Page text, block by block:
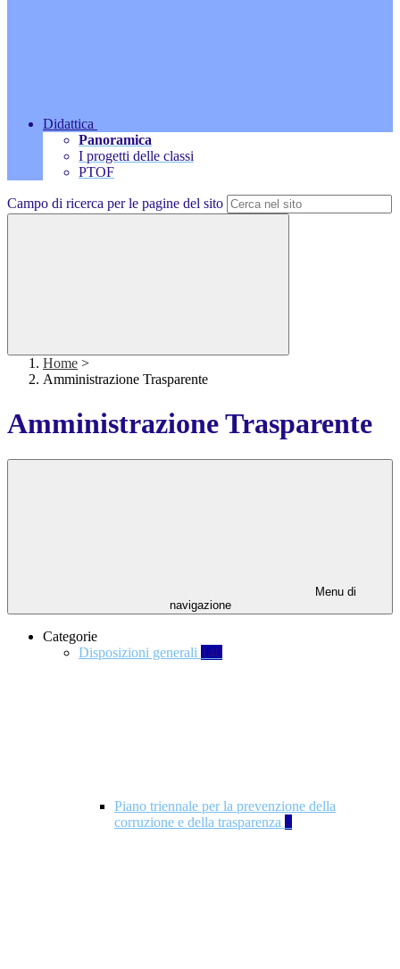
Didattica
Panoramica
I progetti delle classi
PTOF
Campo di ricerca per le pagine del sito
Home >
Amministrazione Trasparente
Amministrazione Trasparente
Menu di
navigazione
Categorie
Disposizioni generali 140
Piano triennale per la prevenzione della
corruzione e della trasparenza 4